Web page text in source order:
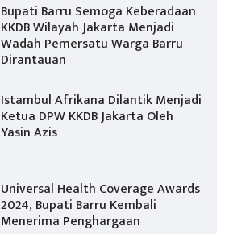
Bupati Barru Semoga Keberadaan
KKDB Wilayah Jakarta Menjadi
Wadah Pemersatu Warga Barru
Dirantauan
Istambul Afrikana Dilantik Menjadi
Ketua DPW KKDB Jakarta Oleh
Yasin Azis
Universal Health Coverage Awards
2024, Bupati Barru Kembali
Menerima Penghargaan